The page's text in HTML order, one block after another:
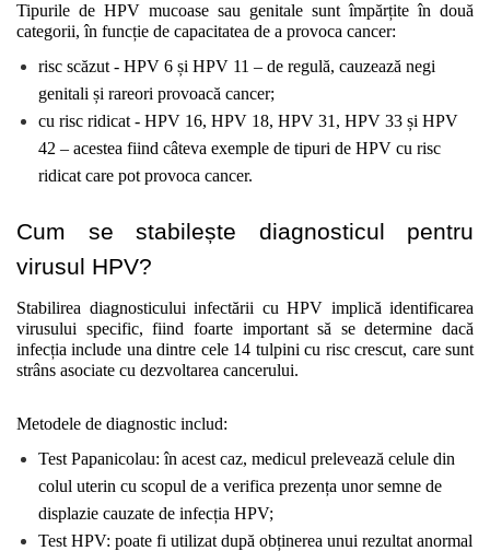
Tipurile de HPV mucoase sau genitale sunt împărțite în două
categorii, în funcție de capacitatea de a provoca cancer:
risc scăzut - HPV 6 și HPV 11 – de regulă, cauzează negi
genitali și rareori provoacă cancer;
cu risc ridicat - HPV 16, HPV 18, HPV 31, HPV 33 și HPV
42 – acestea fiind câteva exemple de tipuri de HPV cu risc
ridicat care pot provoca cancer.
Cum se stabilește diagnosticul pentru
virusul HPV?
Stabilirea diagnosticului infectării cu HPV implică identificarea
virusului specific, fiind foarte important să se determine dacă
infecția include una dintre cele 14 tulpini cu risc crescut, care sunt
strâns asociate cu dezvoltarea cancerului.
Metodele de diagnostic includ:
Test Papanicolau: în acest caz, medicul prelevează celule din
colul uterin cu scopul de a verifica prezența unor semne de
displazie cauzate de infecția HPV;
Test HPV: poate fi utilizat după obținerea unui rezultat anormal